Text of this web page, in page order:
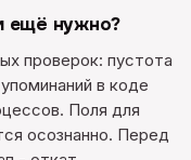
ещё нужно?
проверок: пустота
в коде
Поля для
осознанно. Перед